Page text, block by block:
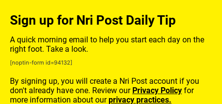
Sign up for Nri Post Daily Tip
A quick morning email to help you start each day on the
right foot. Take a look.
[noptin-form id=94132]
By signing up, you will create a Nri Post account if you
don't already have one. Review our Privacy Policy for
more information about ourprivacy practices.